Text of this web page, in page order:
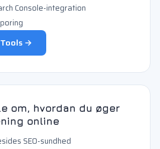
Console-integration
→
om, hvordan du øger
online
SEO-sundhed